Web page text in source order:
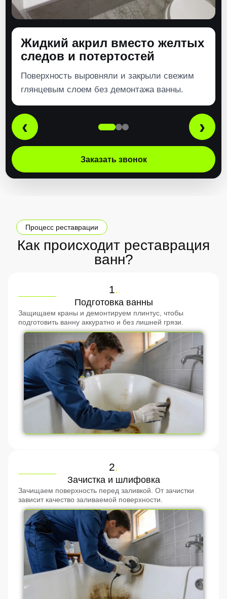
Жидкий акрил вместо желтых
следов и потертостей
Поверхность выровняли и закрыли свежим
глянцевым слоем без демонтажа ванны.
‹ ›
Заказать звонок
Процесс реставрации
Как происходит реставрация
ванн?
1.
Подготовка ванны
Защищаем краны и демонтируем плинтус, чтобы
подготовить ванну аккуратно и без лишней грязи.
2
Зачистка и шлифовка
Зачищаем поверхность перед заливкой. От зачистки
зависит качество заливаемой поверхности.